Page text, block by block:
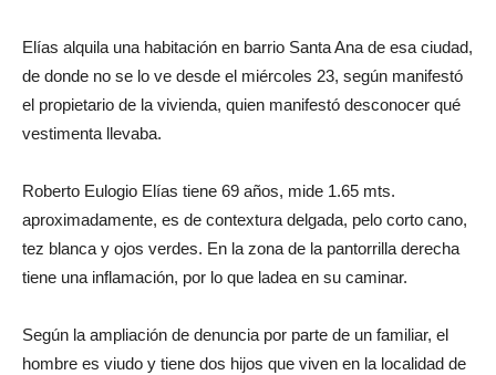
Elías alquila una habitación en barrio Santa Ana de esa ciudad,
de donde no se lo ve desde el miércoles 23, según manifestó
el propietario de la vivienda, quien manifestó desconocer qué
vestimenta llevaba.
Roberto Eulogio Elías tiene 69 años, mide 1.65 mts.
aproximadamente, es de contextura delgada, pelo corto cano,
tez blanca y ojos verdes. En la zona de la pantorrilla derecha
tiene una inflamación, por lo que ladea en su caminar.
Según la ampliación de denuncia por parte de un familiar, el
hombre es viudo y tiene dos hijos que viven en la localidad de